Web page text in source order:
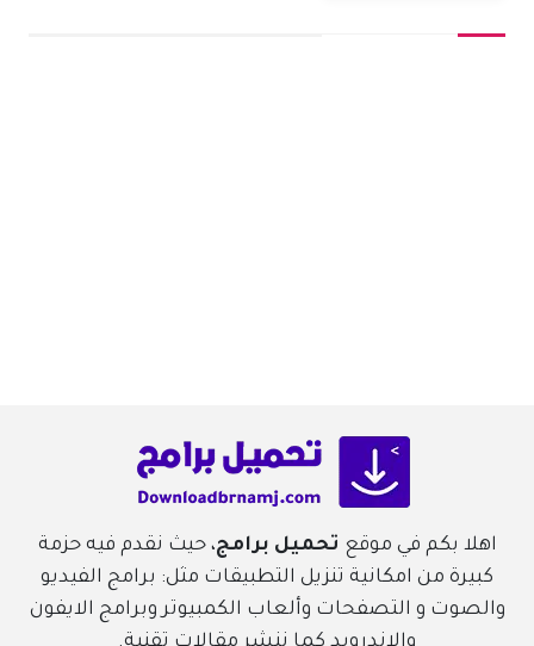
اهلا بكم في موقع تحميل برامج، حيث نقدم فيه حزمة
كبيرة من امكانية تنزيل التطبيقات مثل: برامج الفيديو
والصوت و التصفحات وألعاب الكمبيوتر وبرامج الايفون